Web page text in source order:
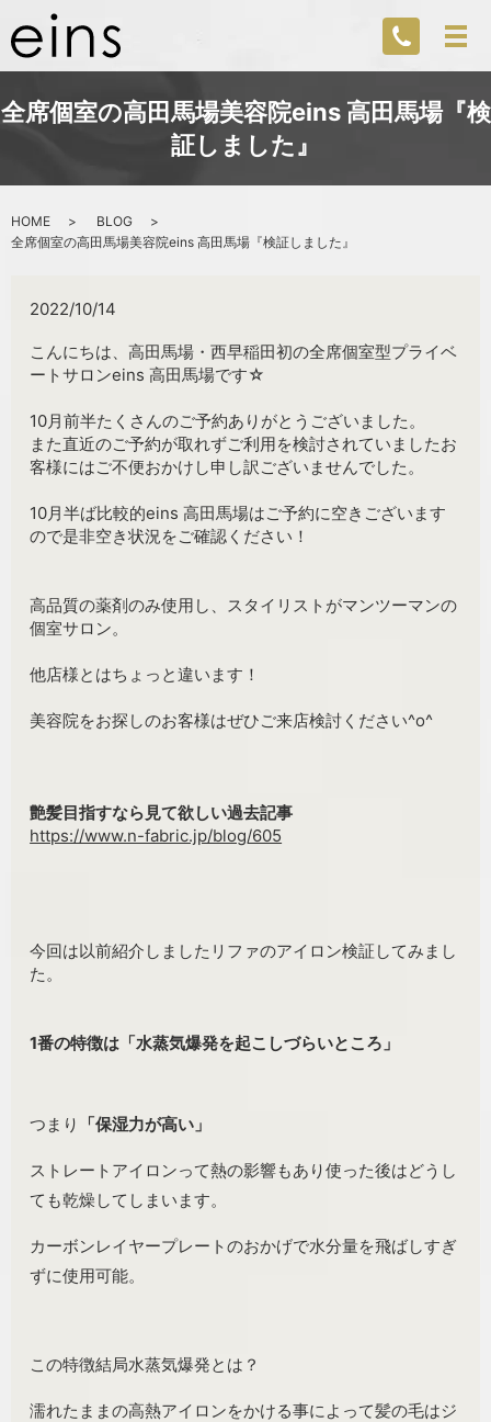
全席個室の高田馬場美容院eins 高田馬場『検
証しました』
HOME
BLOG
全席個室の高田馬場美容院eins 高田馬場『検証しました』
2022/10/14
こんにちは、高田馬場・西早稲田初の全席個室型プライベ
ートサロンeins 高田馬場です☆
10月前半たくさんのご予約ありがとうございました。
また直近のご予約が取れずご利用を検討されていましたお
客様にはご不便おかけし申し訳ございませんでした。
10月半ば比較的eins 高田馬場はご予約に空きございます
ので是非空き状況をご確認ください！
高品質の薬剤のみ使用し、スタイリストがマンツーマンの
個室サロン。
他店様とはちょっと違います！
美容院をお探しのお客様はぜひご来店検討ください^o^
艶髪目指すなら見て欲しい過去記事
https://www.n-fabric.jp/blog/605
今回は以前紹介しましたリファのアイロン検証してみまし
た。
1番の特徴は「水蒸気爆発を起こしづらいところ」
つまり 「保湿力が高い」
ストレートアイロンって熱の影響もあり使った後はどうし
ても乾燥してしまいます。
カーボンレイヤープレートのおかげで水分量を飛ばしすぎ
ずに使用可能。
この特徴結局水蒸気爆発とは？
濡れたままの高熱アイロンをかける事によって髪の毛はジ